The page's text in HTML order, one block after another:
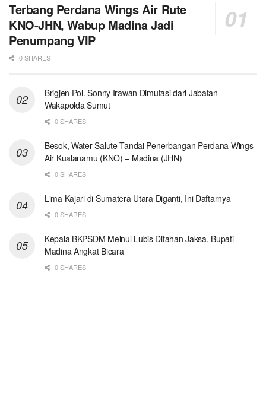
Terbang Perdana Wings Air Rute
KNO-JHN, Wabup Madina Jadi
Penumpang VIP
0 SHARES
Brigjen Pol. Sonny Irawan Dimutasi dari Jabatan
Wakapolda Sumut
0 SHARES
Besok, Water Salute Tandai Penerbangan Perdana Wings
Air Kualanamu (KNO) – Madina (JHN)
0 SHARES
Lima Kajari di Sumatera Utara Diganti, Ini Daftarnya
0 SHARES
Kepala BKPSDM Meinul Lubis Ditahan Jaksa, Bupati
Madina Angkat Bicara
0 SHARES